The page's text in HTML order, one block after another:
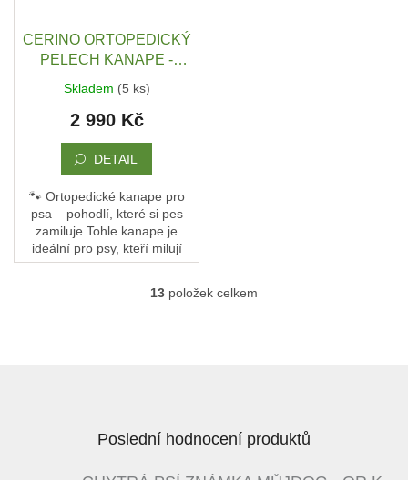
CERINO ORTOPEDICKÝ
PELECH KANAPE -
ZÁTĚŽOVÁ LÁTKA - 120
x 90 x 10 - TMAVÝ VZOR
Skladem (5 ks)
2 990 Kč
DETAIL
🐾 Ortopedické kanape pro
psa – pohodlí, které si pes
zamiluje Tohle kanape je
ideální pro psy, kteří milují
pohodlí a oporu. Není to jen
O
p
v
13 položek celkem
Poslední hodnocení produktů